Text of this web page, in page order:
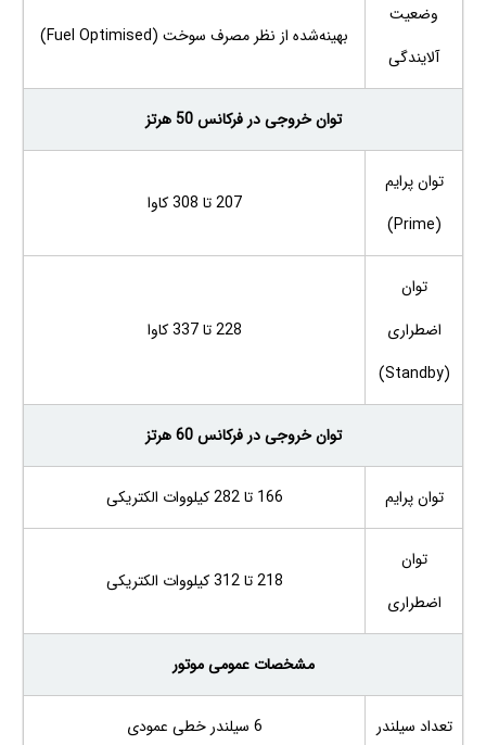
وضعیت
آلایندگی
بهینه‌شده از نظر مصرف سوخت (Fuel Optimised)
توان خروجی در فرکانس 50 هرتز
توان پرایم
(Prime)
207 تا 308 کاوا
توان
اضطراری
(Standby)
228 تا 337 کاوا
توان خروجی در فرکانس 60 هرتز
توان پرایم 166 تا 282 کیلووات الکتریکی
توان
اضطراری
218 تا 312 کیلووات الکتریکی
مشخصات عمومی موتور
تعداد سیلندر 6 سیلندر خطی عمودی